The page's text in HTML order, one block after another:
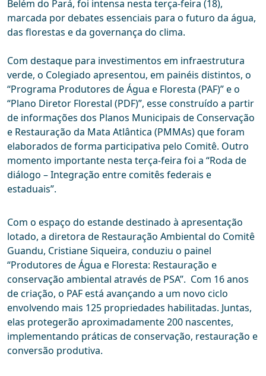
Belém do Pará, foi intensa nesta terça-feira (18),
marcada por debates essenciais para o futuro da água,
das florestas e da governança do clima.
Com destaque para investimentos em infraestrutura
verde, o Colegiado apresentou, em painéis distintos, o
“Programa Produtores de Água e Floresta (PAF)” e o
“Plano Diretor Florestal (PDF)”, esse construído a partir
de informações dos Planos Municipais de Conservação
e Restauração da Mata Atlântica (PMMAs) que foram
elaborados de forma participativa pelo Comitê. Outro
momento importante nesta terça-feira foi a “Roda de
diálogo – Integração entre comitês federais e
estaduais”.
Com o espaço do estande destinado à apresentação
lotado, a diretora de Restauração Ambiental do Comitê
Guandu, Cristiane Siqueira, conduziu o painel
“Produtores de Água e Floresta: Restauração e
conservação ambiental através de PSA”. Com 16 anos
de criação, o PAF está avançando a um novo ciclo
envolvendo mais 125 propriedades habilitadas. Juntas,
elas protegerão aproximadamente 200 nascentes,
implementando práticas de conservação, restauração e
conversão produtiva.